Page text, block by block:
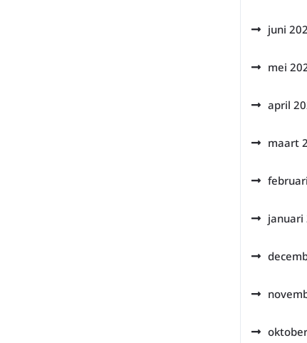
juni
mei
april
maart
januari